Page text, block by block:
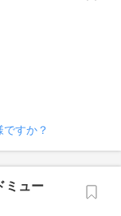
すか？
ミュー